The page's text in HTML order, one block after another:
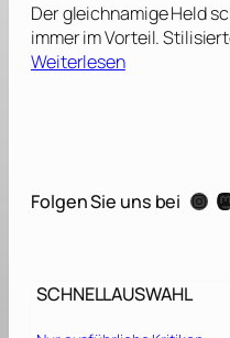
x
R
e
e
o
Der gleichnamige Held
immer im Vorteil.
Weiterlesen:
i
2
Folgen Sie uns bei Instagram Mastodon
SCHNELLAUSWAHL